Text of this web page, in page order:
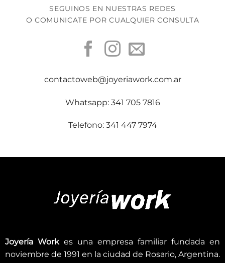
SEGUINOS EN NUESTRAS REDES
O COMUNICATE POR CUALQUIER CONSULTA
contactoweb@joyeriawork.com.ar
Whatsapp: 341 705 7816
Telefono: 341 447 7974
Joyería Workes una empresa familiar fundada en
noviembre de 1991 en la ciudad de Rosario, Argentina.